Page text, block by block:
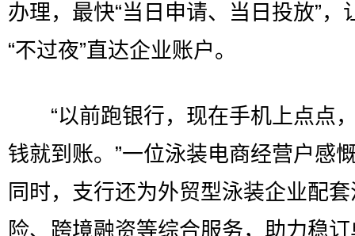
办理，最快“当日申请、当日投放”，
“不过夜”直达企业账户。
“以前跑银行，现在手机上点点
钱就到账。”一位泳装电商经营户感
同时，支行还为外贸型泳装企业配
险、跨境融资等综合服务，助力稳